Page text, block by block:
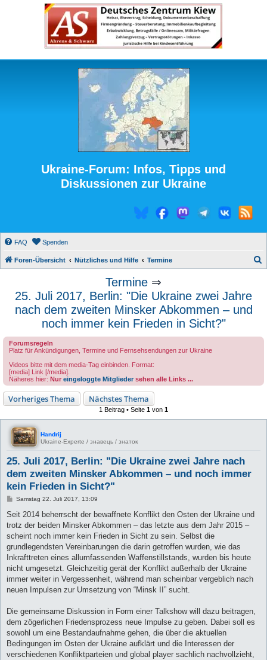
Ukraine-Forum: Infos, Tipps und
Diskussionen zur Ukraine
FAQ Spenden
Foren-Übersicht Nützliches und Hilfe Termine
Termine ⇒
25. Juli 2017, Berlin: "Die Ukraine zwei Jahre
nach dem zweiten Minsker Abkommen – und
noch immer kein Frieden in Sicht?"
Forumsregeln
Platz für Ankündigungen, Termine und Fernsehsendungen zur Ukraine
Videos bitte mit dem media-Tag einbinden. Format:
[media] Link [/media].
Näheres hier: Nur eingeloggte Mitgliedersehen alle Links ...
Vorheriges Thema Nächstes Thema
1 Beitrag • Seite 1 von 1
Handrij
Ukraine-Experte / знавець / знаток
25. Juli 2017, Berlin: "Die Ukraine zwei Jahre nach
dem zweiten Minsker Abkommen – und noch immer
kein Frieden in Sicht?"
B
i
r
a
Samstag 22. Juli 2017, 13:09
Seit 2014 beherrscht der bewaffnete Konflikt den Osten der Ukraine und
trotz der beiden Minsker Abkommen – das letzte aus dem Jahr 2015 –
scheint noch immer kein Frieden in Sicht zu sein. Selbst die
grundlegendsten Vereinbarungen die darin getroffen wurden, wie das
Inkrafttreten eines allumfassenden Waffenstillstands, wurden bis heute
nicht umgesetzt. Gleichzeitig gerät der Konflikt außerhalb der Ukraine
immer weiter in Vergessenheit, während man scheinbar vergeblich nach
neuen Impulsen zur Umsetzung von “Minsk II” sucht.
Die gemeinsame Diskussion in Form einer Talkshow will dazu beitragen,
dem zögerlichen Friedensprozess neue Impulse zu geben. Dabei soll es
sowohl um eine Bestandaufnahme gehen, die über die aktuellen
Bedingungen im Osten der Ukraine aufklärt und die Interessen der
verschiedenen Konfliktparteien und global player sachlich nachvollzieht,